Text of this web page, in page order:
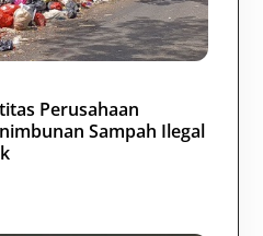
Perusahaan
Sampah Ilegal